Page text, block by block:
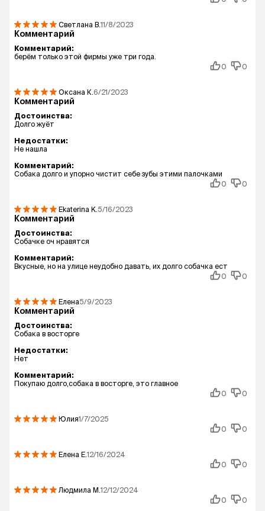
Светлана В.11/8/2023
Комментарий
Комментарий:
берём только этой фирмы уже три года.
0
0
Оксана К. 6/21/2023
Комментарий
Достоинства:
Долго жуёт
Недостатки:
Не нашла
Комментарий:
Собака долго и упорно чистит себе зубы этими палочками
0
0
Ekaterina K. 5/16/2023
Комментарий
Достоинства:
Собачке оч нравятся
Комментарий:
Вкусные, но на улице неудобно давать, их долго собачка ест
0
0
Елена5/9/2023
Комментарий
Достоинства:
Собака в восторге
Недостатки:
Нет
Комментарий:
Покупаю долго,собака в восторге, это главное
0
0
Юлия1/7/2025
0
0
Елена Е.12/16/2024
0
0
Людмила М.12/12/2024
0
0